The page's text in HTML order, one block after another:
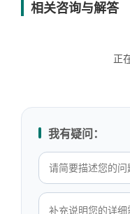
相关咨询与解答
正
我有疑问：